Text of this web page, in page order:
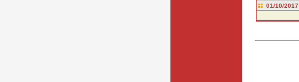
01/10/2017